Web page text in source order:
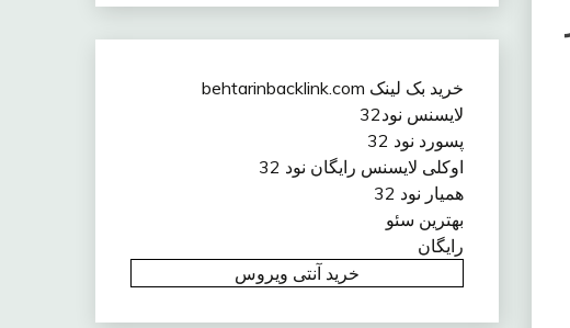
خرید بک لینک behtarinbacklink.com
لایسنس نود32
پسورد نود 32
اوکلی لایسنس رایگان نود 32
همیار نود 32
بهترین سئو
رایگان
خرید آنتی ویروس